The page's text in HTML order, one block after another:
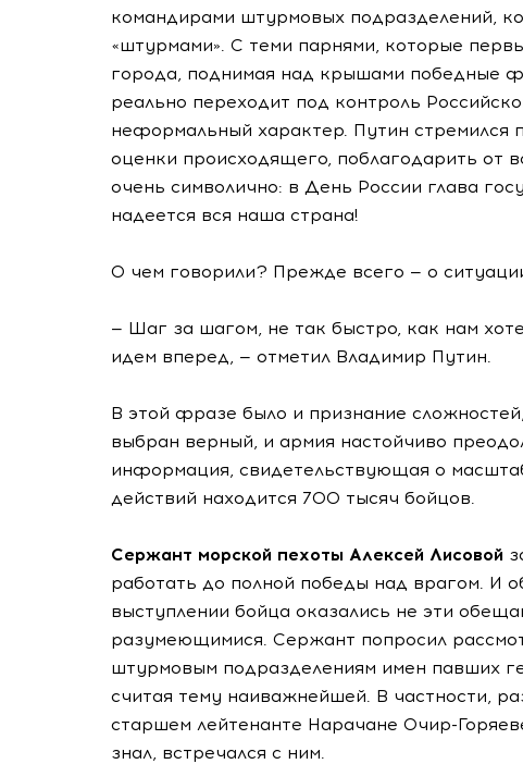
командирами штурмовых подразделений,
«штурмами». С теми парнями, которые
города, поднимая над крышами победные
реально переходит под контроль
неформальный характер. Путин стремился
оценки происходящего, поблагодарить от
очень символично: в День России глава
надеется вся наша страна!
О чем говорили? Прежде всего — о
— Шаг за шагом, не так быстро, как нам
идем вперед, — отметил Владимир Путин.
В этой фразе было и признание
выбран верный, и армия настойчиво
информация, свидетельствующая о
действий находится 700 тысяч бойцов.
Сержант морской пехоты Алексей Лисовой
работать до полной победы над врагом. И
выступлении бойца оказались не эти
разумеющимися. Сержант попросил
штурмовым подразделениям имен павших
считая тему наиважнейшей. В частности,
старшем лейтенанте Нарачане Очир-
знал, встречался с ним.